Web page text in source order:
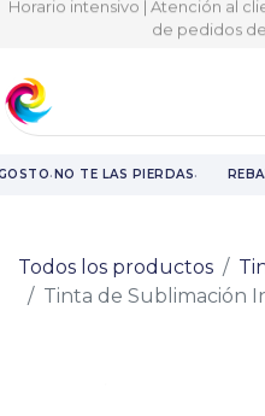
Horario intensivo | Atención al
de pedidos
·NO TE LAS PIERDAS·
Todos los productos
Tinta de Sublimación